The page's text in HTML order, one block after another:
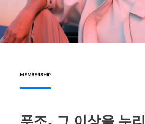
푸조, 그 이상을 누
MEMBERSHIP